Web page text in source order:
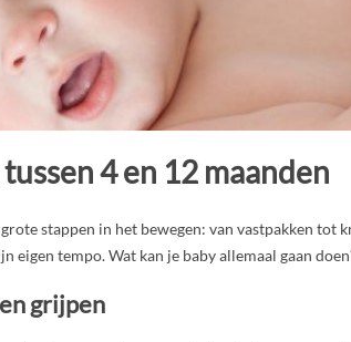
4 en 12 maanden
stappen in het bewegen: van vastpakken tot
eigen tempo. Wat kan je baby allemaal gaan
grijpen